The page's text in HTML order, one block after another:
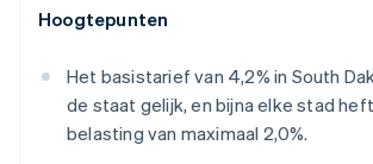
Hoogtepunten
Het basistarief van 4,2% in South
de staat gelijk, en bijna elke stad
belasting van maximaal 2,0%.